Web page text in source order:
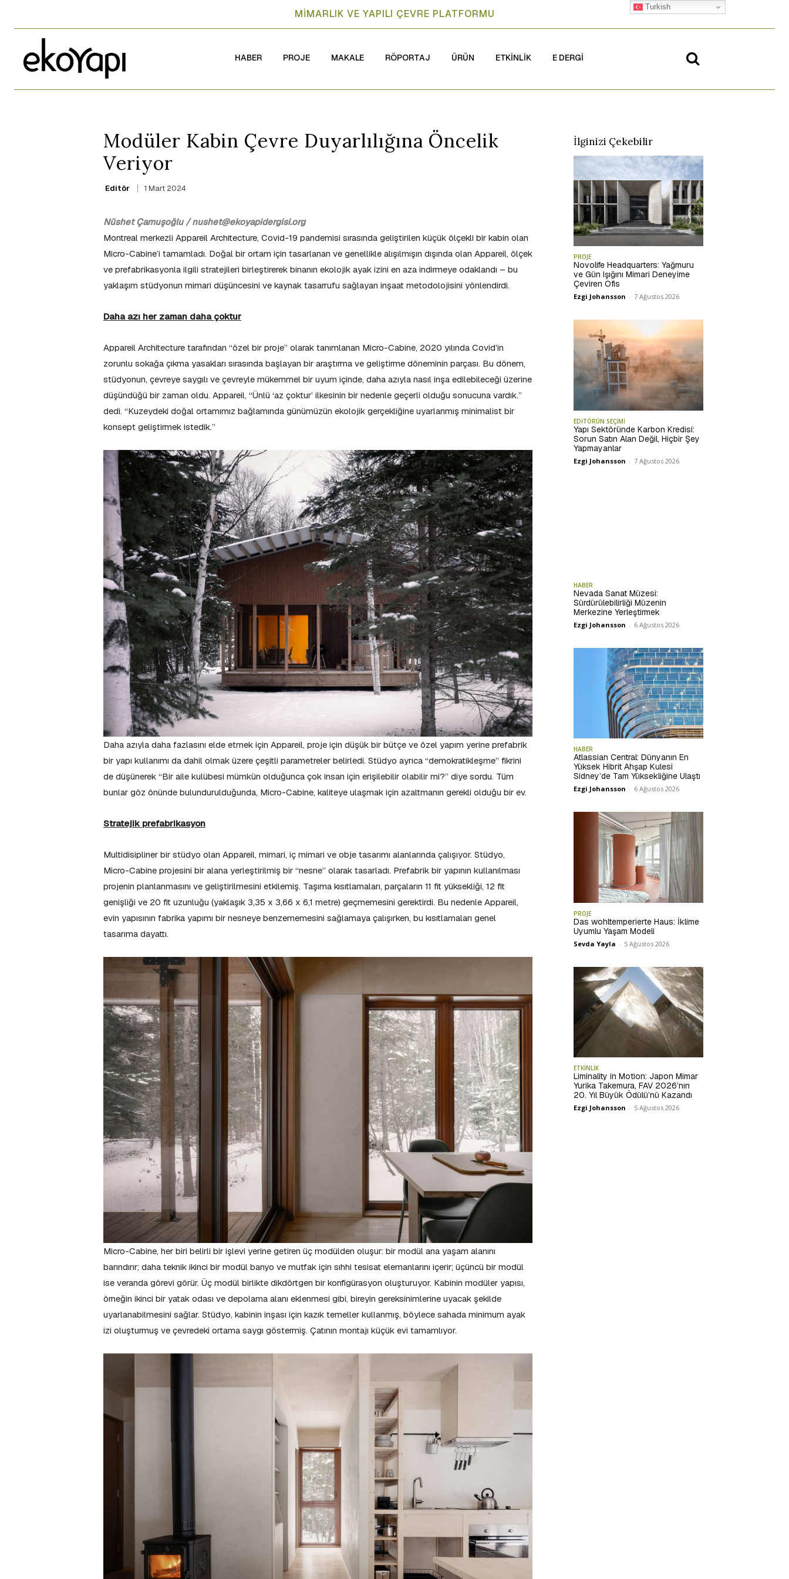
MİMARLIK VE YAPILI ÇEVRE PLATFORMU
HABER PROJE MAKALE RÖPORTAJ ÜRÜN ETKİNLİK E DERGİ
Modüler Kabin Çevre Duyarlılığına Öncelik
Veriyor
Editör 1 Mart 2024
Nüshet Çamuşoğlu / nushet@ekoyapidergisi.org
Montreal merkezli Appareil Architecture, Covid-19 pandemisi sırasında geliştirilen küçük ölçekli bir kabin olan
Micro-Cabine’i tamamladı. Doğal bir ortam için tasarlanan ve genellikle alışılmışın dışında olan Appareil, ölçek
ve prefabrikasyonla ilgili stratejileri birleştirerek binanın ekolojik ayak izini en aza indirmeye odaklandı – bu
yaklaşım stüdyonun mimari düşüncesini ve kaynak tasarrufu sağlayan inşaat metodolojisini yönlendirdi.
Daha azı her zaman daha çoktur
Appareil Architecture tarafından “özel bir proje” olarak tanımlanan Micro-Cabine, 2020 yılında Covid’in
zorunlu sokağa çıkma yasakları sırasında başlayan bir araştırma ve geliştirme döneminin parçası. Bu dönem,
stüdyonun, çevreye saygılı ve çevreyle mükemmel bir uyum içinde, daha azıyla nasıl inşa edilebileceği üzerine
düşündüğü bir zaman oldu. Appareil, “Ünlü ‘az çoktur’ ilkesinin bir nedenle geçerli olduğu sonucuna vardık.”
dedi. “Kuzeydeki doğal ortamımız bağlamında günümüzün ekolojik gerçekliğine uyarlanmış minimalist bir
konsept geliştirmek istedik.”
Daha azıyla daha fazlasını elde etmek için Appareil, proje için düşük bir bütçe ve özel yapım yerine prefabrik
bir yapı kullanımı da dahil olmak üzere çeşitli parametreler belirledi. Stüdyo ayrıca “demokratikleşme” fikrini
de düşünerek “Bir aile kulübesi mümkün olduğunca çok insan için erişilebilir olabilir mi?” diye sordu. Tüm
bunlar göz önünde bulundurulduğunda, Micro-Cabine, kaliteye ulaşmak için azaltmanın gerekli olduğu bir ev.
Stratejik prefabrikasyon
Multidisipliner bir stüdyo olan Appareil, mimari, iç mimari ve obje tasarımı alanlarında çalışıyor. Stüdyo,
Micro-Cabine projesini bir alana yerleştirilmiş bir “nesne” olarak tasarladı. Prefabrik bir yapının kullanılması
projenin planlanmasını ve geliştirilmesini etkilemiş. Taşıma kısıtlamaları, parçaların 11 fit yüksekliği, 12 fit
genişliği ve 20 fit uzunluğu (yaklaşık 3,35 x 3,66 x 6,1 metre) geçmemesini gerektirdi. Bu nedenle Appareil,
evin yapısının fabrika yapımı bir nesneye benzememesini sağlamaya çalışırken, bu kısıtlamaları genel
tasarıma dayattı.
Micro-Cabine, her biri belirli bir işlevi yerine getiren üç modülden oluşur: bir modül ana yaşam alanını
barındırır; daha teknik ikinci bir modül banyo ve mutfak için sıhhi tesisat elemanlarını içerir; üçüncü bir modül
ise veranda görevi görür. Üç modül birlikte dikdörtgen bir konfigürasyon oluşturuyor. Kabinin modüler yapısı,
örneğin ikinci bir yatak odası ve depolama alanı eklenmesi gibi, bireyin gereksinimlerine uyacak şekilde
uyarlanabilmesini sağlar. Stüdyo, kabinin inşası için kazık temeller kullanmış, böylece sahada minimum ayak
izi oluşturmuş ve çevredeki ortama saygı göstermiş. Çatının montajı küçük evi tamamlıyor.
İlginizi Çekebilir
PROJE
Novolife Headquarters: Yağmuru
ve Gün Işığını Mimari Deneyime
Çeviren Ofis
Ezgi Johansson - 7 Ağustos 2026
EDİTÖRÜN SEÇİMİ
Yapı Sektöründe Karbon Kredisi:
Sorun Satın Alan Değil, Hiçbir Şey
Yapmayanlar
Ezgi Johansson - 7 Ağustos 2026
HABER
Nevada Sanat Müzesi:
Sürdürülebilirliği Müzenin
Merkezine Yerleştirmek
Ezgi Johansson - 6 Ağustos 2026
HABER
Atlassian Central: Dünyanın En
Yüksek Hibrit Ahşap Kulesi
Sidney’de Tam Yüksekliğine Ulaştı
Ezgi Johansson - 6 Ağustos 2026
PROJE
Das wohltemperierte Haus: İklime
Uyumlu Yaşam Modeli
Sevda Yayla - 5 Ağustos 2026
ETKİNLİK
Liminality in Motion: Japon Mimar
Yurika Takemura, FAV 2026’nın
20. Yıl Büyük Ödülü’nü Kazandı
Ezgi Johansson - 5 Ağustos 2026
Turkish